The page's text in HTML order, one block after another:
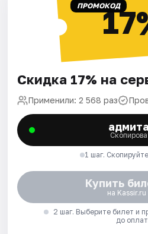
ПРОМОКОД
Скидка 17% на
Применили: 2 568 раз
1 шаг.
Купить
на Kassir.ru
2 шаг. Выберите билет и
до